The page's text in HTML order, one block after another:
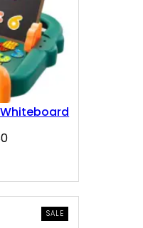
16.200 .د.ب.
Current
9.680 .د.ب.
SALEPRODUCT
ON